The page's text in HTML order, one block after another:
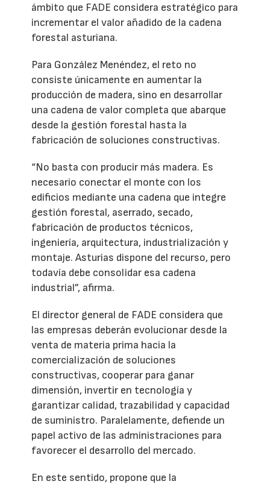
ámbito que FADE considera estratégico para
incrementar el valor añadido de la cadena
forestal asturiana.
Para González Menéndez, el reto no
consiste únicamente en aumentar la
producción de madera, sino en desarrollar
una cadena de valor completa que abarque
desde la gestión forestal hasta la
fabricación de soluciones constructivas.
“No basta con producir más madera. Es
necesario conectar el monte con los
edificios mediante una cadena que integre
gestión forestal, aserrado, secado,
fabricación de productos técnicos,
ingeniería, arquitectura, industrialización y
montaje. Asturias dispone del recurso, pero
todavía debe consolidar esa cadena
industrial”, afirma.
El director general de FADE considera que
las empresas deberán evolucionar desde la
venta de materia prima hacia la
comercialización de soluciones
constructivas, cooperar para ganar
dimensión, invertir en tecnología y
garantizar calidad, trazabilidad y capacidad
de suministro. Paralelamente, defiende un
papel activo de las administraciones para
favorecer el desarrollo del mercado.
En este sentido, propone que la